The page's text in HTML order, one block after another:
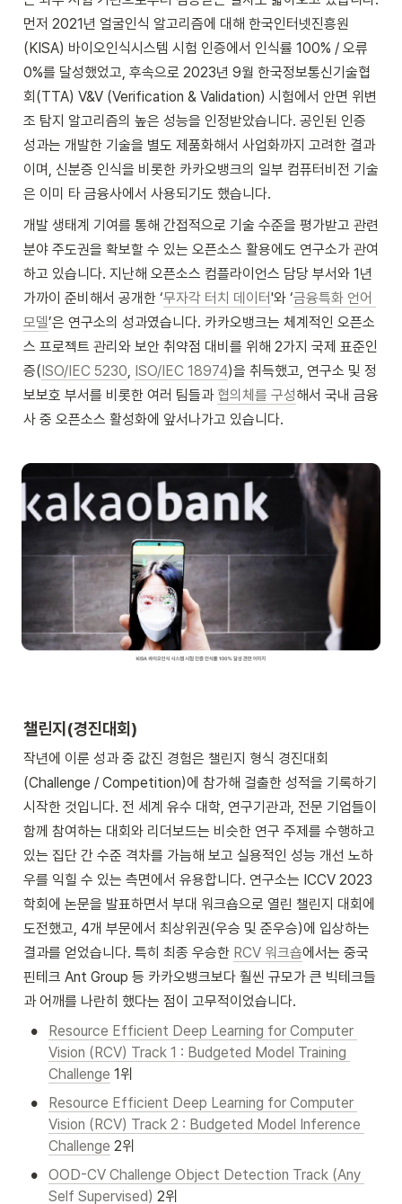
먼저 2021년 얼굴인식 알고리즘에 대해 한국인터넷진흥원
(KISA) 바이오인식시스템 시험 인증에서 인식률 100% / 오류
0%를 달성했었고, 후속으로 2023년 9월 한국정보통신기술협
회(TTA) V&V (Verification & Validation) 시험에서 안면 위변
조 탐지 알고리즘의 높은 성능을 인정받았습니다. 공인된 인증
성과는 개발한 기술을 별도 제품화해서 사업화까지 고려한 결과
이며, 신분증 인식을 비롯한 카카오뱅크의 일부 컴퓨터비전 기술
은 이미 타 금융사에서 사용되기도 했습니다.
개발 생태계 기여를 통해 간접적으로 기술 수준을 평가받고 관련
분야 주도권을 확보할 수 있는 오픈소스 활용에도 연구소가 관여
하고 있습니다. 지난해 오픈소스 컴플라이언스 담당 부서와 1년
가까이 준비해서 공개한 ‘무자각 터치 데이터'와 ‘금융특화 언어
모델’은 연구소의 성과였습니다. 카카오뱅크는 체계적인 오픈소
스 프로젝트 관리와 보안 취약점 대비를 위해 2가지 국제 표준인
증(ISO/IEC 5230, ISO/IEC 18974)을 취득했고, 연구소 및 정
보보호 부서를 비롯한 여러 팀들과 협의체를 구성해서 국내 금융
사 중 오픈소스 활성화에 앞서나가고 있습니다.
챌린지(경진대회)
작년에 이룬 성과 중 값진 경험은 챌린지 형식 경진대회
(Challenge / Competition)에 참가해 걸출한 성적을 기록하기
시작한 것입니다. 전 세계 유수 대학, 연구기관과, 전문 기업들이
함께 참여하는 대회와 리더보드는 비슷한 연구 주제를 수행하고
있는 집단 간 수준 격차를 가늠해 보고 실용적인 성능 개선 노하
우를 익힐 수 있는 측면에서 유용합니다. 연구소는 ICCV 2023
학회에 논문을 발표하면서 부대 워크숍으로 열린 챌린지 대회에
도전했고, 4개 부문에서 최상위권(우승 및 준우승)에 입상하는
결과를 얻었습니다. 특히 최종 우승한 RCV 워크숍에서는 중국
핀테크 Ant Group 등 카카오뱅크보다 훨씬 규모가 큰 빅테크들
과 어깨를 나란히 했다는 점이 고무적이었습니다.
•
Resource Efficient Deep Learning for Computer
Vision (RCV) Track 1 : Budgeted Model Training
Challenge 1위
•
Resource Efficient Deep Learning for Computer
Vision (RCV) Track 2 : Budgeted Model Inference
Challenge 2위
•
OOD-CV Challenge Object Detection Track (Any
Self Supervised) 2위